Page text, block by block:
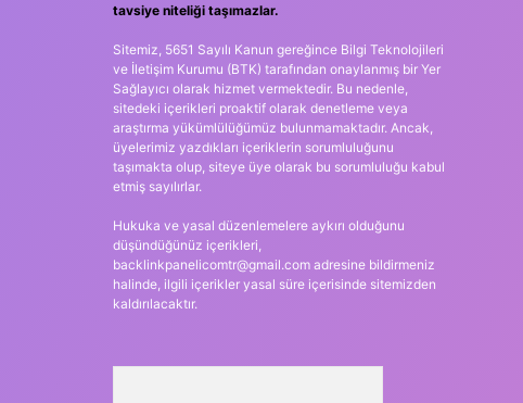
tavsiye niteliği taşımazlar.
Sitemiz, 5651 Sayılı Kanun gereğince Bilgi Teknolojileri
ve İletişim Kurumu (BTK) tarafından onaylanmış bir Yer
Sağlayıcı olarak hizmet vermektedir. Bu nedenle,
sitedeki içerikleri proaktif olarak denetleme veya
araştırma yükümlülüğümüz bulunmamaktadır. Ancak,
üyelerimiz yazdıkları içeriklerin sorumluluğunu
taşımakta olup, siteye üye olarak bu sorumluluğu kabul
etmiş sayılırlar.
Hukuka ve yasal düzenlemelere aykırı olduğunu
düşündüğünüz içerikleri,
backlinkpanelicomtr@gmail.comadresine bildirmeniz
halinde, ilgili içerikler yasal süre içerisinde sitemizden
kaldırılacaktır.